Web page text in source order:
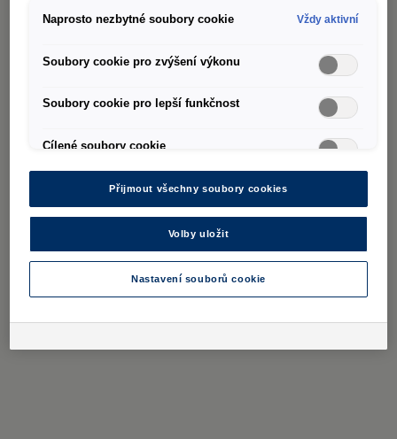
Naprosto nezbytné soubory cookie Vždy aktivní
Soubory cookie pro zvýšení výkonu
Soubory cookie pro lepší funkčnost
Cílené soubory cookie
Přijmout všechny soubory cookies
Volby uložit
Nastavení souborů cookie